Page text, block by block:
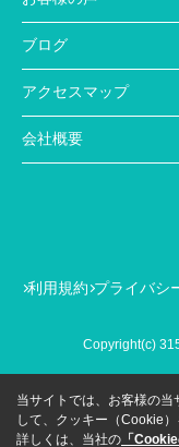
ブログ
アクセスマップ
会社概要
利用規約 プライバシ
Copyright(c)
当サイトでは、お客様の当
して、クッキー（Cookie）
詳しくは、当社の 「